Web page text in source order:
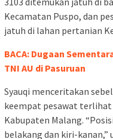
Kecamatan Puspo, dan
jatuh di lahan pertanian
BACA: Dugaan
TNI AU di Pasuruan
Syauqi menceritakan
keempat pesawat
Kabupaten Malang.
belakang dan kiri-kanan,”